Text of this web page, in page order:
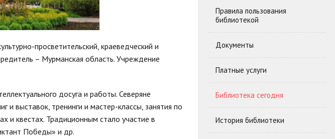
просветительский, краеведческий и
– Мурманская область. Учреждение
досуга и работы. Северяне
и выставок, тренинги и мастер-классы, занятия по
и квестах. Традиционным стало участие в
Победы» и др.
Правила пользования
библиотекой
Документы
Платные услуги
Библиотека сегодня
История библиотеки